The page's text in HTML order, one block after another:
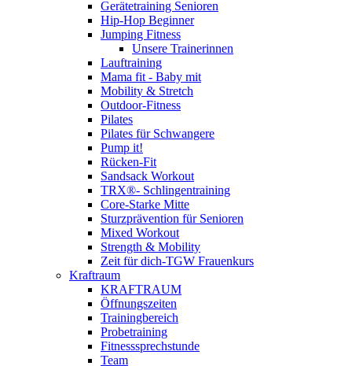
Gerätetraining Senioren
Hip-Hop Beginner
Jumping Fitness
Unsere Trainerinnen
Lauftraining
Mama fit - Baby mit
Mobility & Stretch
Outdoor-Fitness
Pilates
Pilates für Schwangere
Pump it!
Rücken-Fit
Sandsack Workout
TRX®- Schlingentraining
Core-Starke Mitte
Sturzprävention für Senioren
Mixed Workout
Strength & Mobility
Zeit für dich-TGW Frauenkurs
Kraftraum
KRAFTRAUM
Öffnungszeiten
Trainingbereich
Probetraining
Fitnesssprechstunde
Team